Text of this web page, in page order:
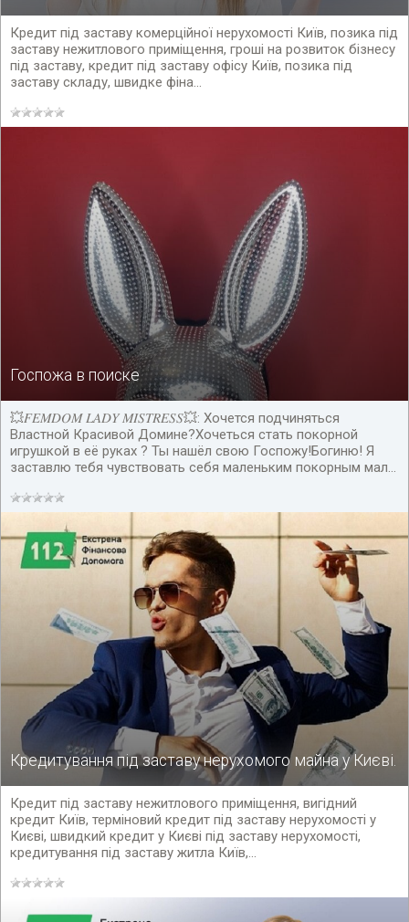
Кредит під заставу комерційної нерухомості Київ, позика під
заставу нежитлового приміщення, гроші на розвиток бізнесу
під заставу, кредит під заставу офісу Київ, позика під
заставу складу, швидке фіна...
Госпожа в поиске
💥𝐹𝐸𝑀𝐷𝑂𝑀 𝐿𝐴𝐷𝑌 𝑀𝐼𝑆𝑇𝑅𝐸𝑆𝑆💥: Хочется подчиняться
Властной Красивой Домине?Хочеться стать покорной
игрушкой в её руках ? Ты нашёл свою Госпожу!Богиню! Я
заставлю тебя чувствовать себя маленьким покорным мал...
Кредитування під заставу нерухомого майна у Києві.
Кредит під заставу нежитлового приміщення, вигідний
кредит Київ, терміновий кредит під заставу нерухомості у
Києві, швидкий кредит у Києві під заставу нерухомості,
кредитування під заставу житла Київ,...